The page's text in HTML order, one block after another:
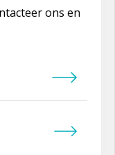
ons en